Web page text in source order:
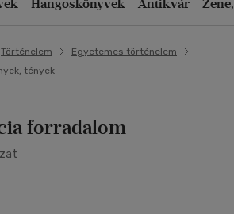
Hangoskönyvek Antikvár
Történelem
Egyetemes történelem
tények
forradalom